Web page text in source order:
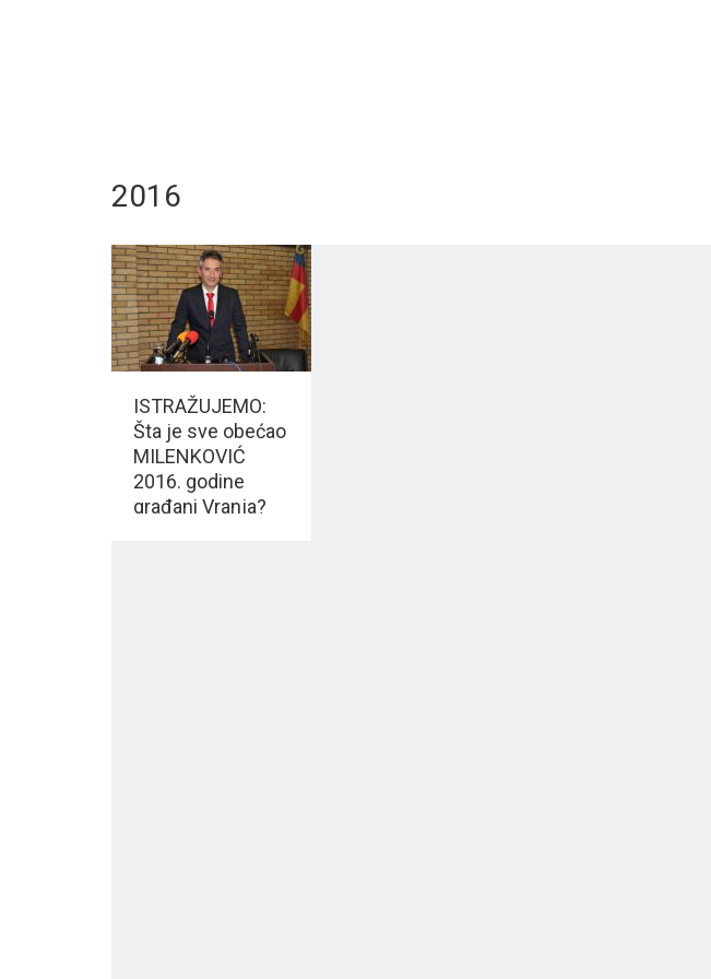
2016
ISTRAŽUJEMO:
Šta je sve obećao
MILENKOVIĆ
2016. godine
građani Vranja?